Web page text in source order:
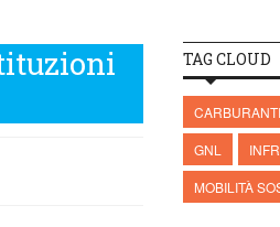
TAG CLOUD
GNL
MOBILITÀ